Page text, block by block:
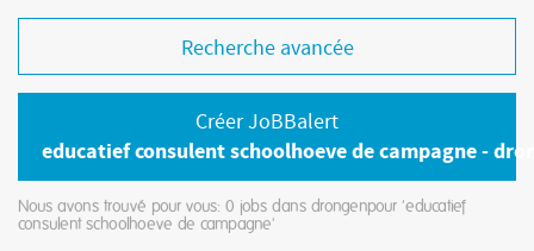
Recherche avancée
Créer JoBBalert
educatief consulent schoolhoeve de campagne -
Nous avons trouvé pour vous: 0 jobs dans drongenpour 'educatief
consulent schoolhoeve de campagne'